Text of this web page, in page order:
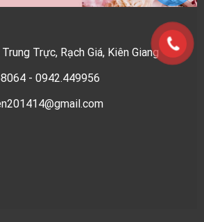
Trực, Rạch Giá, Kiên Giang
- 0942.449956